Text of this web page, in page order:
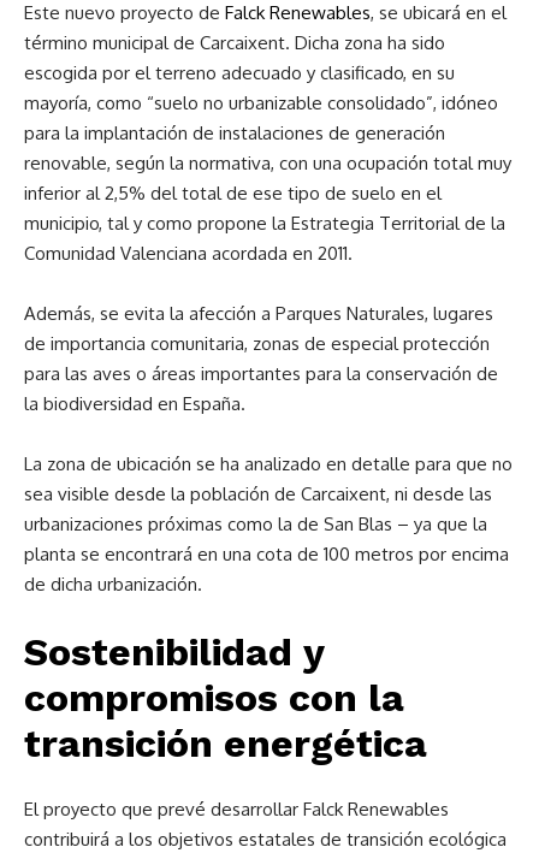
Este nuevo proyecto de Falck Renewables, se ubicará en el
término municipal de Carcaixent. Dicha zona ha sido
escogida por el terreno adecuado y clasificado, en su
mayoría, como “suelo no urbanizable consolidado”, idóneo
para la implantación de instalaciones de generación
renovable, según la normativa, con una ocupación total muy
inferior al 2,5% del total de ese tipo de suelo en el
municipio, tal y como propone la Estrategia Territorial de la
Comunidad Valenciana acordada en 2011.
Además, se evita la afección a Parques Naturales, lugares
de importancia comunitaria, zonas de especial protección
para las aves o áreas importantes para la conservación de
la biodiversidad en España.
La zona de ubicación se ha analizado en detalle para que no
sea visible desde la población de Carcaixent, ni desde las
urbanizaciones próximas como la de San Blas – ya que la
planta se encontrará en una cota de 100 metros por encima
de dicha urbanización.
Sostenibilidad y
compromisos con la
transición energética
El proyecto que prevé desarrollar Falck Renewables
contribuirá a los objetivos estatales de transición ecológica